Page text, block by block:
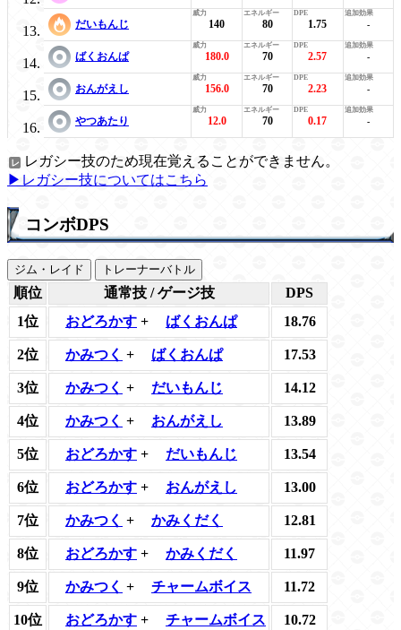
だいもんじ 140 80 1.75 -
ばくおんぱ 180.0 70 2.57 -
おんがえし 156.0 70 2.23 -
やつあたり 12.0 70 0.17 -
レガシー技のため現在覚えることができません。
▶レガシー技についてはこちら
コンボDPS
ジム・レイド トレーナーバトル
順位 通常技 / ゲージ技
DPS
1位
おどろかす + ばくおんぱ 18.76
2位 かみつく + ばくおんぱ 17.53
3位 かみつく + だいもんじ 14.12
4位 かみつく + おんがえし 13.89
5位 おどろかす + だいもんじ 13.54
6位 おどろかす + おんがえし 13.00
7位 かみつく + かみくだく 12.81
8位 おどろかす + かみくだく 11.97
9位 かみつく + チャームボイス 11.72
10位 おどろかす + チャームボイス
10.72